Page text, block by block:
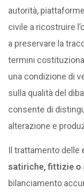
autorità,
civile a ricostruire
a preservare la
termini
una condizione di
sulla qualità del
consente di
alterazione e
Il trattamento delle
satiriche, fittizie o
bilanciamento